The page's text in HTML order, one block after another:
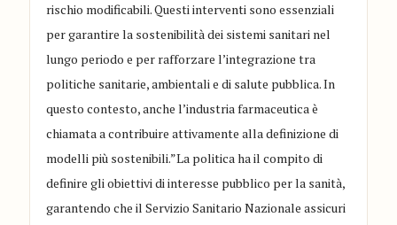
rischio modificabili. Questi interventi sono essenziali
per garantire la sostenibilità dei sistemi sanitari nel
lungo periodo e per rafforzare l’integrazione tra
politiche sanitarie, ambientali e di salute pubblica. In
questo contesto, anche l’industria farmaceutica è
chiamata a contribuire attivamente alla definizione di
modelli più sostenibili.”La politica ha il compito di
definire gli obiettivi di interesse pubblico per la sanità,
garantendo che il Servizio Sanitario Nazionale assicuri